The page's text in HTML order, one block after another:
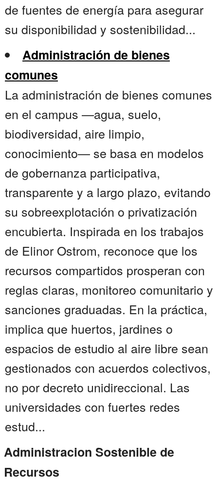
de fuentes de energía para asegurar
su disponibilidad y sostenibilidad...
Administración de bienes
comunes
La administración de bienes comunes
en el campus —agua, suelo,
biodiversidad, aire limpio,
conocimiento— se basa en modelos
de gobernanza participativa,
transparente y a largo plazo, evitando
su sobreexplotación o privatización
encubierta. Inspirada en los trabajos
de Elinor Ostrom, reconoce que los
recursos compartidos prosperan con
reglas claras, monitoreo comunitario y
sanciones graduadas. En la práctica,
implica que huertos, jardines o
espacios de estudio al aire libre sean
gestionados con acuerdos colectivos,
no por decreto unidireccional. Las
universidades con fuertes redes
estud...
Administracion Sostenible de
Recursos